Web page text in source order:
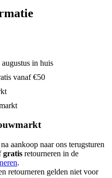
in huis
vanaf €50
aankoop naar ons terugsturen
gratis retourneren in de
.
retourneren gelden niet voor